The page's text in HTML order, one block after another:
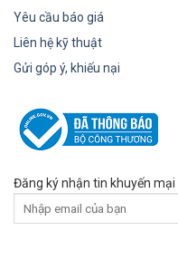
Yêu cầu báo giá
Liên hệ kỹ thuật
Gửi góp ý, khiếu nại
Đăng ký nhận tin khuyến mại